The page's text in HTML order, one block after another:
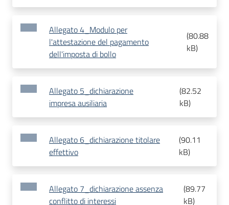
Allegato 4_Modulo per
l'attestazione del pagamento
dell'imposta di bollo
(80.88
kB)
Allegato 5_dichiarazione
impresa ausiliaria
(82.52
kB)
Allegato 6_dichiarazione titolare
effettivo
(90.11
kB)
Allegato 7_dichiarazione assenza
conflitto di interessi
(89.77
kB)